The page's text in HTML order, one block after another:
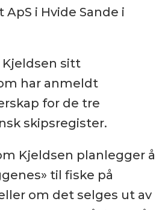
i Hvide Sande i
sitt
har anmeldt
for de tre
skipsregister.
Kjeldsen planlegger å
til fiske på
om det selges ut av